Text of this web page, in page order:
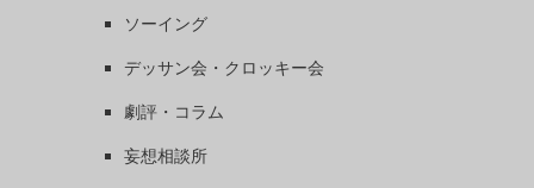
ソーイング
デッサン会・クロッキー会
劇評・コラム
妄想相談所